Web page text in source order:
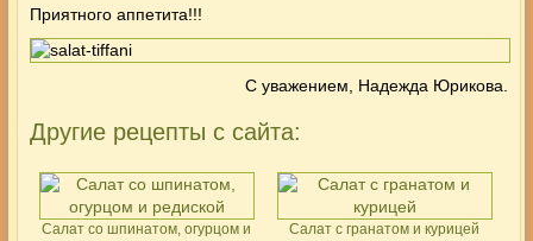
Приятного аппетита!!!
С уважением, Надежда Юрикова.
Другие рецепты с сайта:
Салат со шпинатом, огурцом и
Салат с гранатом и курицей